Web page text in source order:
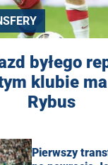
byłego
klubie
Rybus
Pierwszy